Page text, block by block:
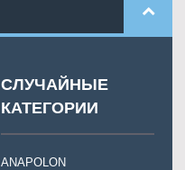
СЛУЧАЙНЫЕ
КАТЕГОРИИ
ANAPOLON